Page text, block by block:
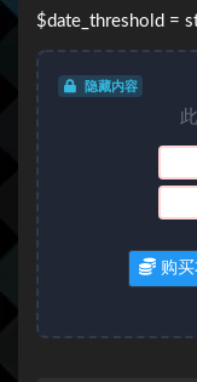
$date_threshold =
隐藏内容
购